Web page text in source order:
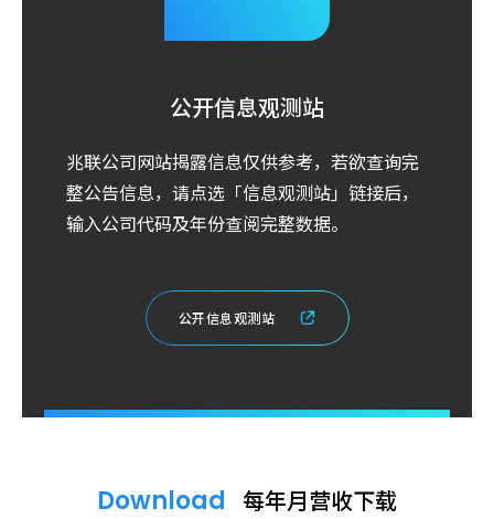
公开信息观测站
兆联公司网站揭露信息仅供参考，若欲查询完
整公告信息，请点选「信息观测站」链接后，
输入公司代码及年份查阅完整数据。
公开信息观测站
Download 每年月营收下载